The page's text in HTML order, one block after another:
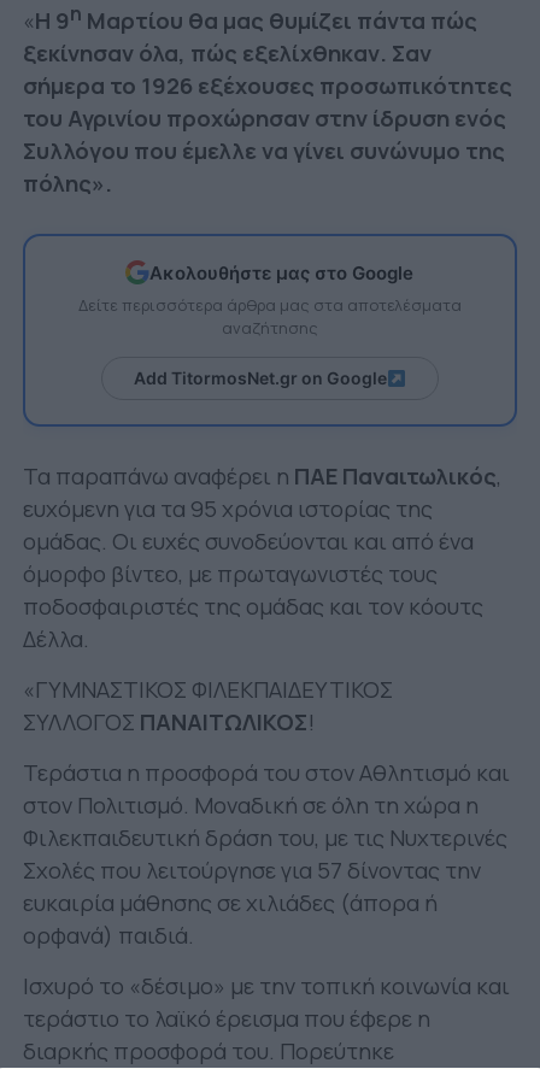
«Η 9η Μαρτίου θα μας θυμίζει πάντα πώς
ξεκίνησαν όλα, πώς εξελίχθηκαν. Σαν
σήμερα το 1926 εξέχουσες προσωπικότητες
του Αγρινίου προχώρησαν στην ίδρυση ενός
Συλλόγου που έμελλε να γίνει συνώνυμο της
πόλης».
Ακολουθήστε μας στο Google
Δείτε περισσότερα άρθρα μας στα αποτελέσματα
αναζήτησης
Add TitormosNet.gr on Google
Τα παραπάνω αναφέρει η ΠΑΕ Παναιτωλικός,
ευχόμενη για τα 95 χρόνια ιστορίας της
ομάδας. Οι ευχές συνοδεύονται και από ένα
όμορφο βίντεο, με πρωταγωνιστές τους
ποδοσφαιριστές της ομάδας και τον κόουτς
Δέλλα.
«ΓΥΜΝΑΣΤΙΚΟΣ ΦΙΛΕΚΠΑΙΔΕΥΤΙΚΟΣ
ΣΥΛΛΟΓΟΣ ΠΑΝΑΙΤΩΛΙΚΟΣ!
Τεράστια η προσφορά του στον Αθλητισμό και
στον Πολιτισμό. Μοναδική σε όλη τη χώρα η
Φιλεκπαιδευτική δράση του, με τις Νυχτερινές
Σχολές που λειτούργησε για 57 δίνοντας την
ευκαιρία μάθησης σε χιλιάδες (άπορα ή
ορφανά) παιδιά.
Ισχυρό το «δέσιμο» με την τοπική κοινωνία και
τεράστιο το λαϊκό έρεισμα που έφερε η
διαρκής προσφορά του. Πορεύτηκε